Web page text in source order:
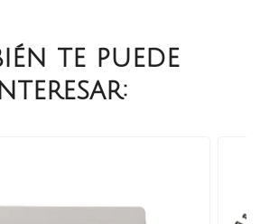
te puede